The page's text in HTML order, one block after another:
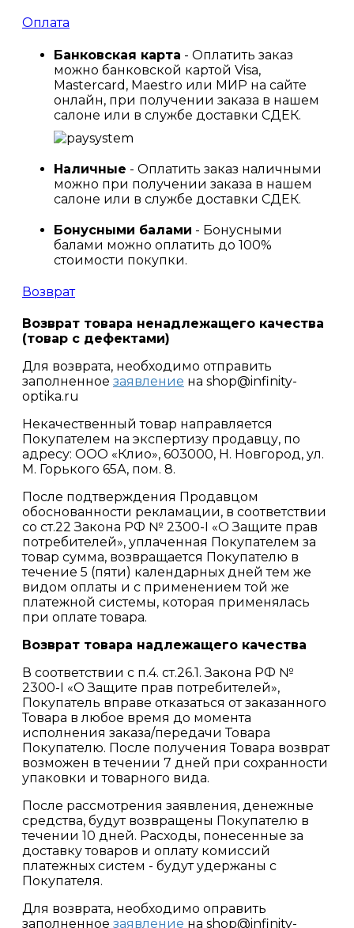
Оплата
Банковская карта - Оплатить заказ
можно банковской картой Visa,
Mastercard, Maestro или МИР на сайте
онлайн, при получении заказа в нашем
салоне или в службе доставки СДЕК.
Наличные - Оплатить заказ наличными
можно при получении заказа в нашем
салоне или в службе доставки СДЕК.
Бонусными балами - Бонусными
балами можно оплатить до 100%
стоимости покупки.
Возврат
Возврат товара ненадлежащего качества
(товар с дефектами)
Для возврата, необходимо отправить
заполненное заявление на shop@infinity-
optika.ru
Некачественный товар направляется
Покупателем на экспертизу продавцу, по
адресу: ООО «Клио», 603000, Н. Новгород, ул.
М. Горького 65А, пом. 8.
После подтверждения Продавцом
обоснованности рекламации, в соответствии
со ст.22 Закона РФ № 2300-I «О Защите прав
потребителей», уплаченная Покупателем за
товар сумма, возвращается Покупателю в
течение 5 (пяти) календарных дней тем же
видом оплаты и с применением той же
платежной системы, которая применялась
при оплате товара.
Возврат товара надлежащего качества
В соответствии с п.4. ст.26.1. Закона РФ №
2300-I «О Защите прав потребителей»,
Покупатель вправе отказаться от заказанного
Товара в любое время до момента
исполнения заказа/передачи Товара
Покупателю. После получения Товара возврат
возможен в течении 7 дней при сохранности
упаковки и товарного вида.
После рассмотрения заявления, денежные
средства, будут возвращены Покупателю в
течении 10 дней. Расходы, понесенные за
доставку товаров и оплату комиссий
платежных систем - будут удержаны с
Покупателя.
Для возврата, необходимо оправить
заполненное заявление на shop@infinity-